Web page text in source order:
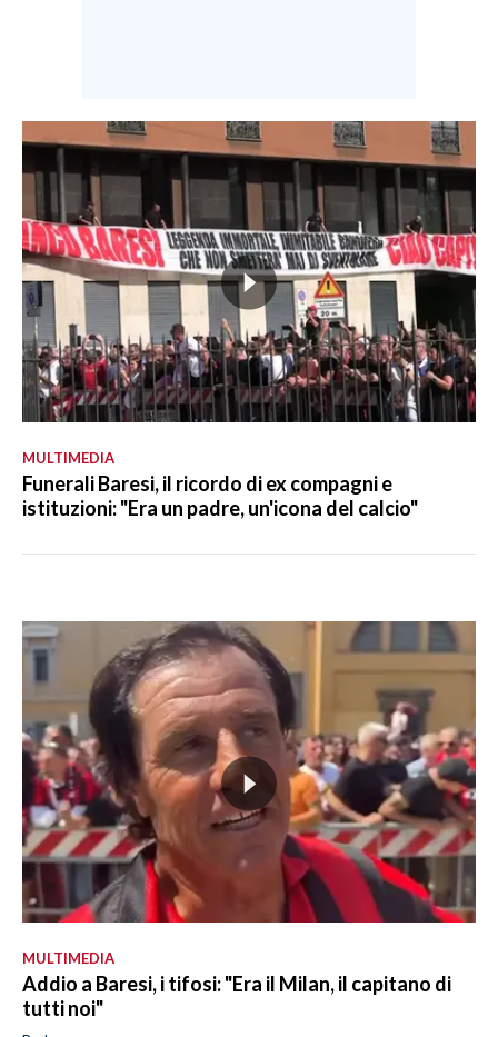
MULTIMEDIA
Funerali Baresi, il ricordo di ex compagni e
istituzioni: "Era un padre, un'icona del calcio"
MULTIMEDIA
Addio a Baresi, i tifosi: "Era il Milan, il capitano di
tutti noi"